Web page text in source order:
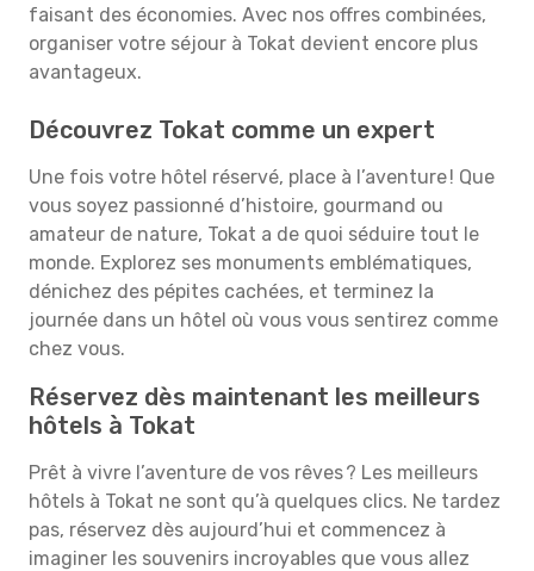
faisant des économies. Avec nos offres combinées,
organiser votre séjour à Tokat devient encore plus
avantageux.
Découvrez Tokat comme un expert
Une fois votre hôtel réservé, place à l’aventure ! Que
vous soyez passionné d’histoire, gourmand ou
amateur de nature, Tokat a de quoi séduire tout le
monde. Explorez ses monuments emblématiques,
dénichez des pépites cachées, et terminez la
journée dans un hôtel où vous vous sentirez comme
chez vous.
Réservez dès maintenant les meilleurs
hôtels à Tokat
Prêt à vivre l’aventure de vos rêves ? Les meilleurs
hôtels à Tokat ne sont qu’à quelques clics. Ne tardez
pas, réservez dès aujourd’hui et commencez à
imaginer les souvenirs incroyables que vous allez